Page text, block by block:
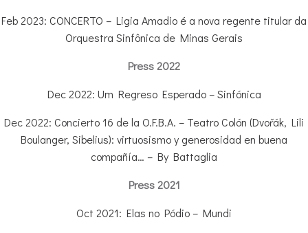
Feb 2023: CONCERTO – Ligia Amadio é a nova regente titular da
Orquestra Sinfônica de Minas Gerais
Press 2022
Dec 2022: Um Regreso Esperado – Sinfónica
Dec 2022: Concierto 16 de la O.F.B.A. – Teatro Colón (Dvořák, Lili
Boulanger, Sibelius): virtuosismo y generosidad en buena
compañía… – By Battaglia
Press 2021
Oct 2021: Elas no Pódio – Mundi